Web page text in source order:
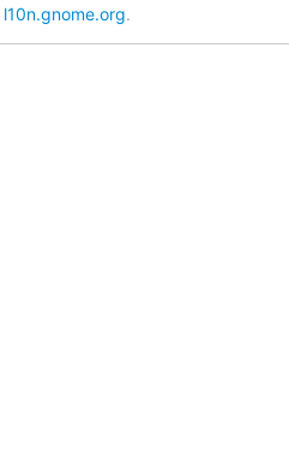
l10n.gnome.org.